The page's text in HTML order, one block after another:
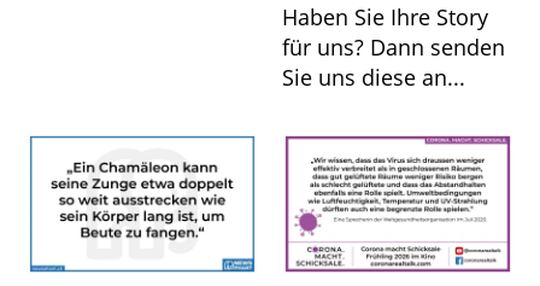
Haben Sie Ihre Story
für uns? Dann senden
Sie uns diese an...